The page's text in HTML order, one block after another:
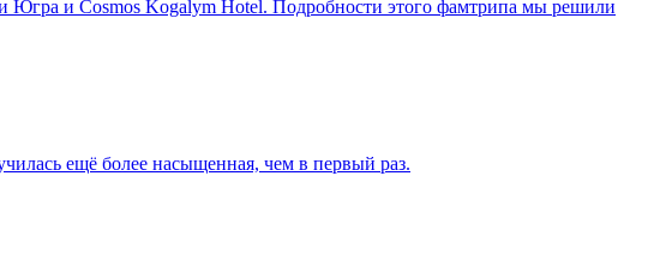
Югра и Cosmos Kogalym Hotel. Подробности этого фамтрипа мы решили
ещё более насыщенная, чем в первый раз.